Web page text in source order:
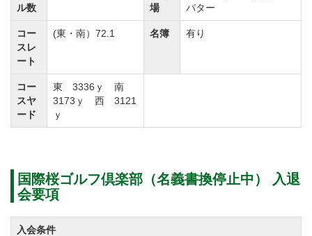
ールずつ楽しむことができます。
池越えやバンカーが巧みに配されています。グリーン
オーバーに注意しながら攻略したいコースです。
距離は短めですが変化に富んだレイアウトで飽きずに
回ることができます。
国際桜ゴルフ倶楽部ではメンバータイムをご用意して
いますので、いつでも好きな時にプレーが満喫できま
す。
ル数
場
パター
コー
スレ
ート
(東・南）72.1 名簿 有り
コー
スヤ
ード
東 3336ｙ 南
3173ｙ 西 3121
ｙ
国際桜ゴルフ倶楽部（名義書換停止中） 入退
会要項
入会条件